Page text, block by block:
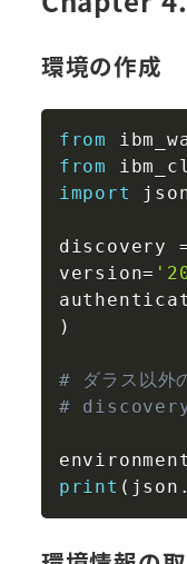
環境の作成
from
from
import
discovery
version=
)
# ダラス以外
#
print ( json .